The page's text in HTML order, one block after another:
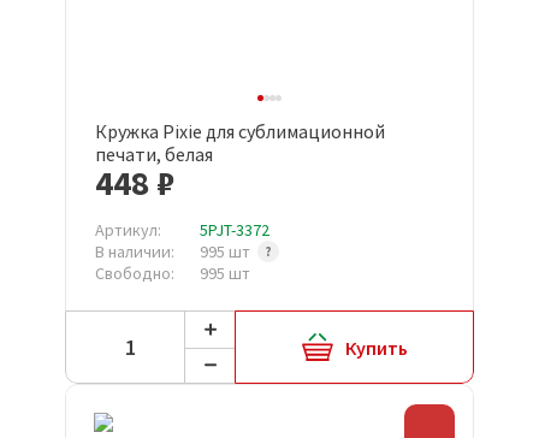
Кружка Pixie для сублимационной
печати, белая
448 ₽
Артикул:
5PJT-3372
В наличии:
995 шт
Свободно:
995 шт
Купить